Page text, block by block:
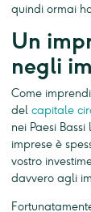
quindi ormai
Un
negli
Come
del capitale
nei Paesi
imprese è
vostro
davvero agli